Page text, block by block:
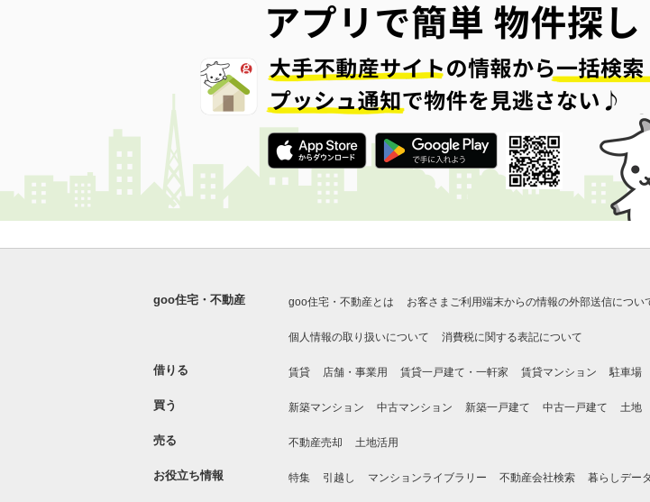
goo住宅・不動産 goo住宅・不動産とは お客さまご利用端末からの情報の外部送信につい
個人情報の取り扱いについて 消費税に関する表記について
借りる 賃貸 店舗・事業用 賃貸一戸建て・一軒家 賃貸マンション 駐車場
買う 新築マンション 中古マンション 新築一戸建て 中古一戸建て 土地
売る 不動産売却 土地活用
お役立ち情報 特集 引越し マンションライブラリー 不動産会社検索 暮らしデータ